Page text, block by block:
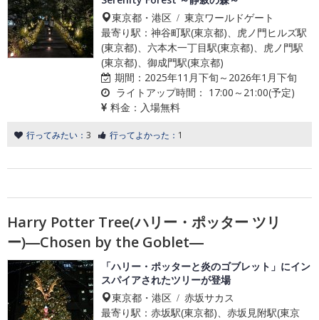
東京都・港区 / 東京ワールドゲート
最寄り駅：神谷町駅(東京都)、虎ノ門ヒルズ駅
(東京都)、六本木一丁目駅(東京都)、虎ノ門駅
(東京都)、御成門駅(東京都)
期間： 2025年11月下旬～2026年1月下旬
ライトアップ時間： 17:00～21:00(予定)
料金： 入場無料
行ってみたい： 3 行ってよかった： 1
Harry Potter Tree(ハリー・ポッター ツリ
ー)―Chosen by the Goblet―
「ハリー・ポッターと炎のゴブレット」にイン
スパイアされたツリーが登場
東京都・港区 / 赤坂サカス
最寄り駅：赤坂駅(東京都)、赤坂見附駅(東京